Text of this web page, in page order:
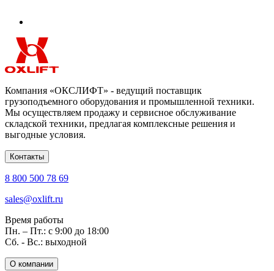
Компания «ОКСЛИФТ» - ведущий поставщик
грузоподъемного оборудования и промышленной техники.
Мы осуществляем продажу и сервисное обслуживание
складской техники, предлагая комплексные решения и
выгодные условия.
Контакты
8 800 500 78 69
sales@oxlift.ru
Время работы
Пн. – Пт.: с 9:00 до 18:00
Сб. - Вс.: выходной
О компании